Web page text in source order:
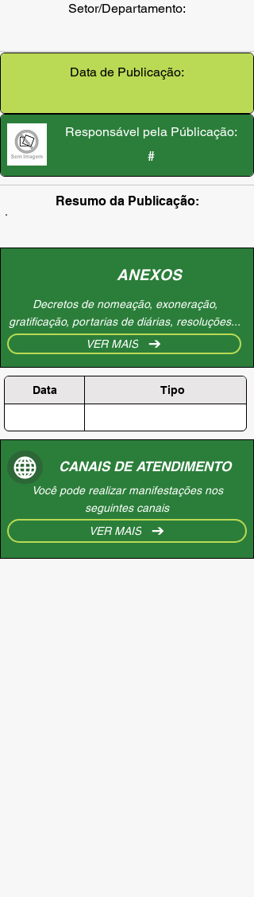
Setor/Departamento:
Data de Publicação:
Responsável pela Públicação:
#
Resumo da Publicação:
ANEXOS
Decretos de nomeação, exoneração,
gratificação, portarias de diárias, resoluções...
VER MAIS
Data Tipo
CANAIS DE ATENDIMENTO
Você pode realizar manifestações nos
seguintes canais
VER MAIS